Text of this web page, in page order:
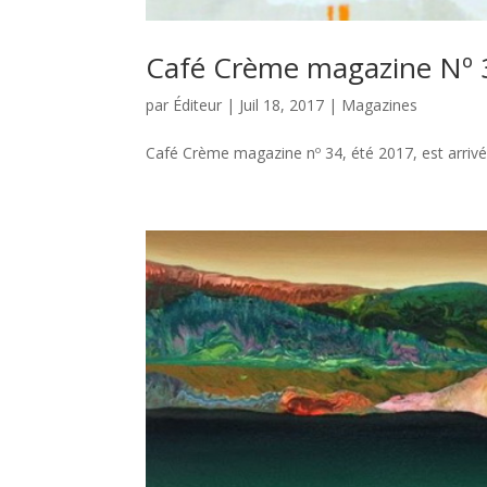
Café Crème magazine Nº
par Éditeur | Juil 18, 2017 | Magazines
Café Crème magazine nº 34, été 2017, est arrivé